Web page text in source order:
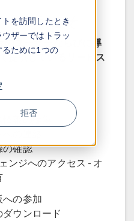
を訪問したとき
ザーではトラッ
ために1つの
拒否
ようこそ
のユーザーならびに導
提供しているサービス
報の編集
の確認
ンジへのアクセス - オ
への参加
ウンロード